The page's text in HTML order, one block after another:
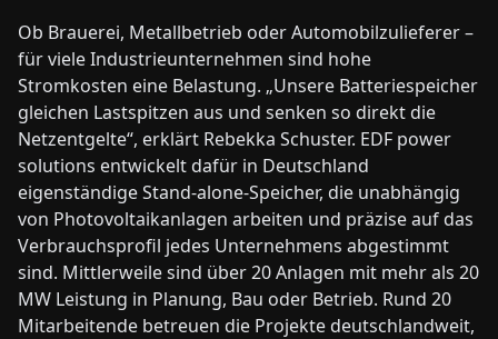
Ob Brauerei, Metallbetrieb oder Automobilzulieferer –
für viele Industrieunternehmen sind hohe
Stromkosten eine Belastung. „Unsere Batteriespeicher
gleichen Lastspitzen aus und senken so direkt die
Netzentgelte“, erklärt Rebekka Schuster. EDF power
solutions entwickelt dafür in Deutschland
eigenständige Stand-alone-Speicher, die unabhängig
von Photovoltaikanlagen arbeiten und präzise auf das
Verbrauchsprofil jedes Unternehmens abgestimmt
sind. Mittlerweile sind über 20 Anlagen mit mehr als 20
MW Leistung in Planung, Bau oder Betrieb. Rund 20
Mitarbeitende betreuen die Projekte deutschlandweit,